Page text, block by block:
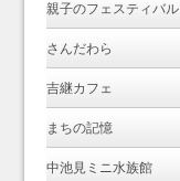
親子のフェスティバル
さんだわら
吉継カフェ
まちの記憶
中池見ミニ水族館